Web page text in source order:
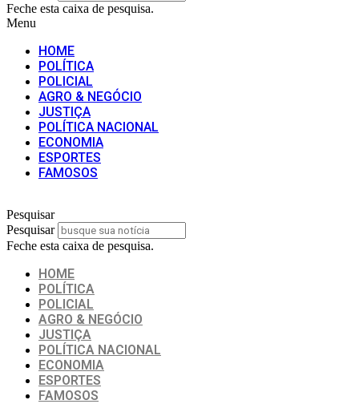
Feche esta caixa de pesquisa.
Menu
HOME
POLÍTICA
POLICIAL
AGRO & NEGÓCIO
JUSTIÇA
POLÍTICA NACIONAL
ECONOMIA
ESPORTES
FAMOSOS
Pesquisar
Pesquisar
Feche esta caixa de pesquisa.
HOME
POLÍTICA
POLICIAL
AGRO & NEGÓCIO
JUSTIÇA
POLÍTICA NACIONAL
ECONOMIA
ESPORTES
FAMOSOS